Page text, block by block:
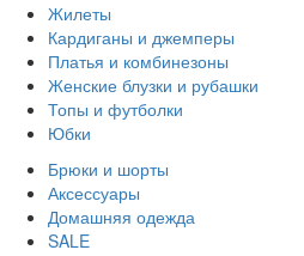
Жилеты
Кардиганы и джемперы
Платья и комбинезоны
Женские блузки и рубашки
Топы и футболки
Юбки
Брюки и шорты
Аксессуары
Домашняя одежда
SALE